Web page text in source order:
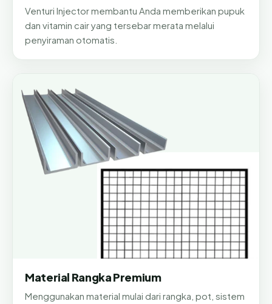
Venturi Injector membantu Anda memberikan pupuk
dan vitamin cair yang tersebar merata melalui
penyiraman otomatis.
Material Rangka Premium
Menggunakan material mulai dari rangka, pot, sistem